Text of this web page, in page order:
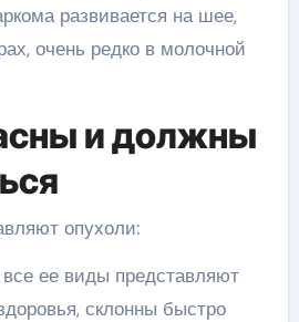
развивается на шее,
очень редко в молочной
и должны
опухоли:
ее виды представляют
склонны быстро